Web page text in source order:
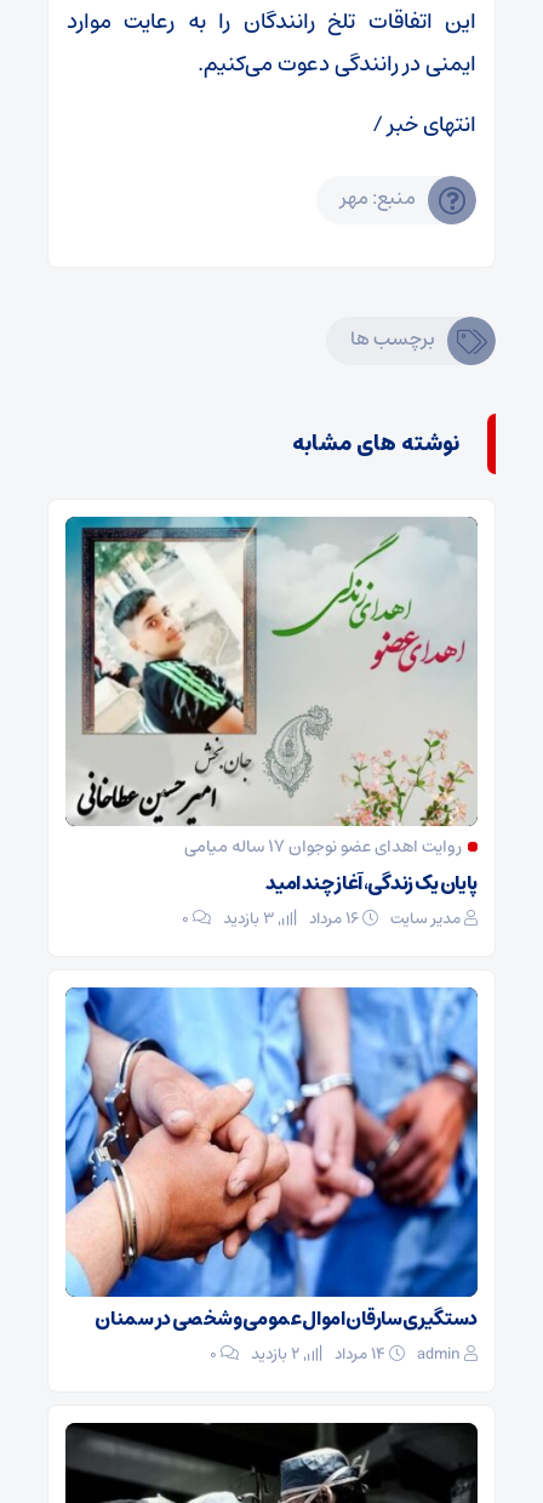
این اتفاقات تلخ رانندگان را به رعایت موارد
ایمنی در رانندگی دعوت می‌کنیم.
انتهای خبر /
منبع: مهر
برچسب ها
نوشته های مشابه
روایت اهدای عضو نوجوان ۱۷ ساله میامی
پایان یک زندگی، آغاز چند امید
مدیر سایت ۰
دستگیری سارقان اموال عمومی و شخصی در سمنان
admin ۰